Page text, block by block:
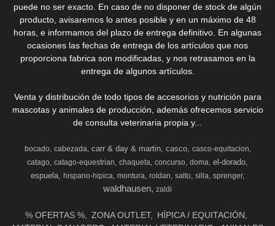
puede no ser exacto. En caso de no disponer de stock de algún
producto, avisaremos lo antes posible y en un máximo de 48
horas, e informamos del plazo de entrega definitivo. En algunas
ocasiones las fechas de entrega de los artículos que nos
proporciona fabrica son modificadas, y nos retrasamos en la
entrega de algunos artículos.
Venta y distribución de todo tipos de accesorios y nutrición para
mascotas y animales de producción, además ofrecemos servicio
de consulta veterinaria propia y...
bocado cabezada carr & day & martin casco
casco-equitacion
catago catago-equestrian chaqueta concurso doma el-dorado
espuela
hispano-hipica montura roldan salto silla sprenger
waldhausen zaldi
% OFERTAS % ZONA OUTLET
HÍPICA / EQUITACIÓN